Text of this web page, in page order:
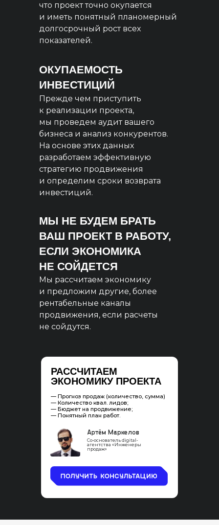
ОКУПАЕМОСТЬ
ИНВЕСТИЦИЙ
Прежде чем приступить
к реализации проекта,
мы проведем аудит вашего
бизнеса и анализ конкурентов.
На основе этих данных
разработаем эффективную
стратегию продвижения
и определим сроки возврата
инвестиций.
что проект точно окупается
и иметь понятный планомерный
долгосрочный рост всех
показателей.
МЫ НЕ БУДЕМ БРАТЬ
ВАШ ПРОЕКТ В РАБОТУ,
ЕСЛИ ЭКОНОМИКА
НЕ СОЙДЕТСЯ
Мы рассчитаем экономику
и предложим другие, более
рентабельные каналы
продвижения, если расчеты
не сойдутся.
Со-основатель digital-
агентства «Инженеры
продаж»
Артём Маркелов
РАССЧИТАЕМ
ЭКОНОМИКУ ПРОЕКТА
— Прогноз продаж (количество, сумма)
— Количество квал. лидов;
— Бюджет на продвижение;
— Понятный план работ.